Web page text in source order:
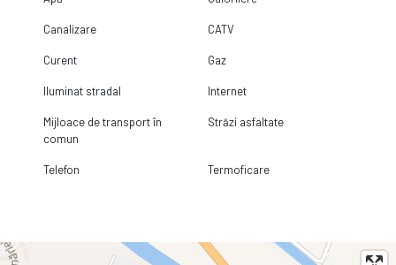
Canalizare CATV
Curent Gaz
Iluminat stradal Internet
Mijloace de transport în
comun
Străzi asfaltate
Telefon Termoficare